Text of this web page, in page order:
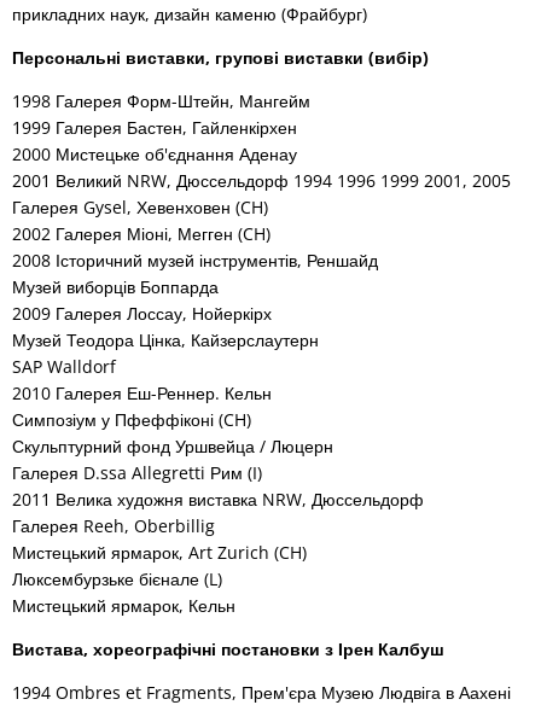
прикладних наук, дизайн каменю (Фрайбург)
Персональні виставки, групові виставки (вибір)
1998 Галерея Форм-Штейн, Мангейм
1999 Галерея Бастен, Гайленкірхен
2000 Мистецьке об'єднання Аденау
2001 Великий NRW, Дюссельдорф 1994 1996 1999 2001, 2005
Галерея Gysel, Хевенховен (CH)
2002 Галерея Міоні, Мегген (CH)
2008 Історичний музей інструментів, Реншайд
Музей виборців Боппарда
2009 Галерея Лоссау, Нойеркірх
Музей Теодора Цінка, Кайзерслаутерн
SAP Walldorf
2010 Галерея Еш-Реннер. Кельн
Симпозіум у Пфеффіконі (CH)
Скульптурний фонд Уршвейца / Люцерн
Галерея D.ssa Allegretti Рим (I)
2011 Велика художня виставка NRW, Дюссельдорф
Галерея Reeh, Oberbillig
Мистецький ярмарок, Art Zurich (CH)
Люксембурзьке бієнале (L)
Мистецький ярмарок, Кельн
Вистава, хореографічні постановки з Ірен Калбуш
1994 Ombres et Fragments, Прем'єра Музею Людвіга в Аахені